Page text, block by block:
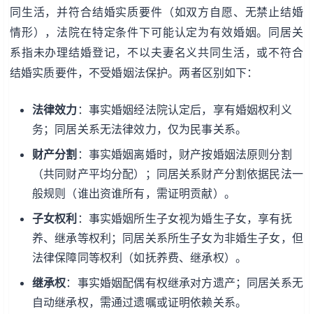
同生活，并符合结婚实质要件（如双方自愿、无禁止结婚
情形），法院在特定条件下可能认定为有效婚姻。同居关
系指未办理结婚登记，不以夫妻名义共同生活，或不符合
结婚实质要件，不受婚姻法保护。两者区别如下：
法律效力 ：事实婚姻经法院认定后，享有婚姻权利义
务；同居关系无法律效力，仅为民事关系。
财产分割 ：事实婚姻离婚时，财产按婚姻法原则分割
（共同财产平均分配）；同居关系财产分割依据民法一
般规则（谁出资谁所有，需证明贡献）。
子女权利 ：事实婚姻所生子女视为婚生子女，享有抚
养、继承等权利；同居关系所生子女为非婚生子女，但
法律保障同等权利（如抚养费、继承权）。
继承权：事实婚姻配偶有权继承对方遗产；同居关系无
自动继承权，需通过遗嘱或证明依赖关系。